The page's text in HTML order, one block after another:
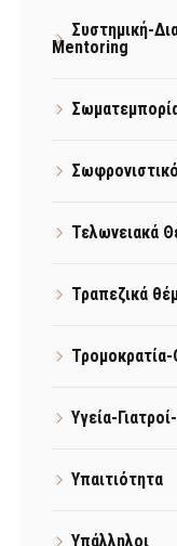
Συστημική-
Mentoring
Τελωνειακά
Τραπεζικά
Υγεία-
Υπαιτιότητα
Υπάλληλοι